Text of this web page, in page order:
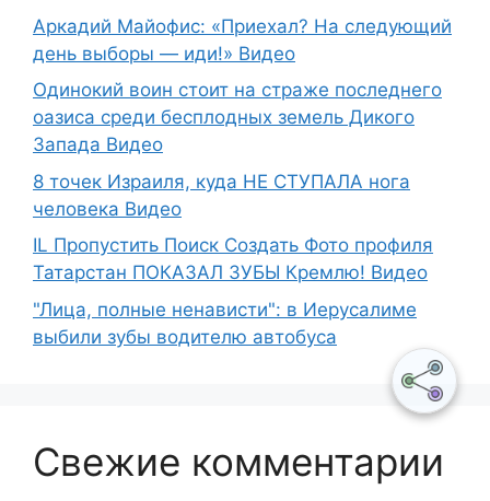
Аркадий Майофис: «Приехал? На следующий
день выборы — иди!» Видео
Одинокий воин стоит на страже последнего
оазиса среди бесплодных земель Дикого
Запада Видео
8 точек Израиля, куда НЕ СТУПАЛА нога
человека Видео
IL Пропустить Поиск Создать Фото профиля
Татарстан ПОКАЗАЛ ЗУБЫ Кремлю! Видео
"Лица, полные ненависти": в Иерусалиме
выбили зубы водителю автобуса
Свежие комментарии